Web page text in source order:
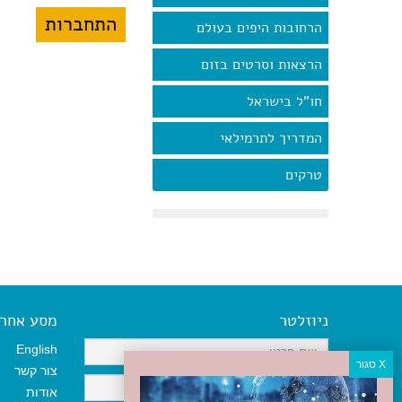
הרחובות היפים בעולם
הרצאות וסרטים בזום
חו"ל בישראל
המדריך לתרמילאי
טרקים
ניוזלטר מסע אחר
English
צור קשר
אודות